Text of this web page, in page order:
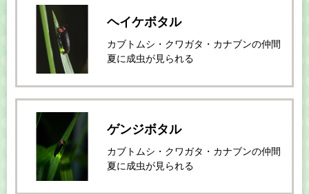
ヘイケボタル
カブトムシ・クワガタ・カナブンの仲間
夏に成虫が見られる
ゲンジボタル
カブトムシ・クワガタ・カナブンの仲間
夏に成虫が見られる